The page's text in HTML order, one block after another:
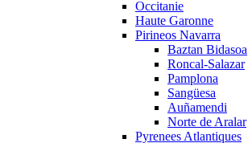
Occitanie
Haute Garonne
Pirineos Navarra
Baztan Bidasoa
Roncal-Salazar
Pamplona
Sangüesa
Auñamendi
Norte de Aralar
Pyrenees Atlantiques